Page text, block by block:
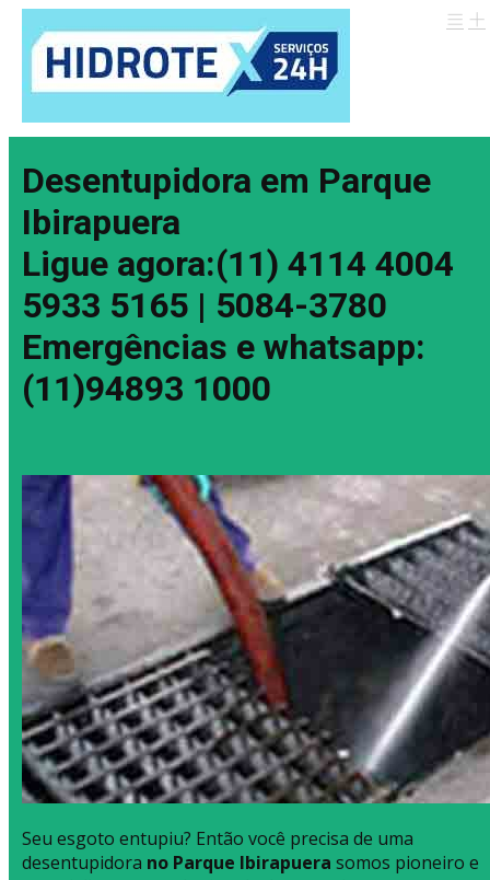
Desentupidora em Parque
Ibirapuera
Ligue agora:(11) 4114 4004
5933 5165 | 5084-3780
Emergências e whatsapp:
(11)94893 1000
Seu esgoto entupiu? Então você precisa de uma
desentupidora no Parque Ibirapuera somos pioneiro e